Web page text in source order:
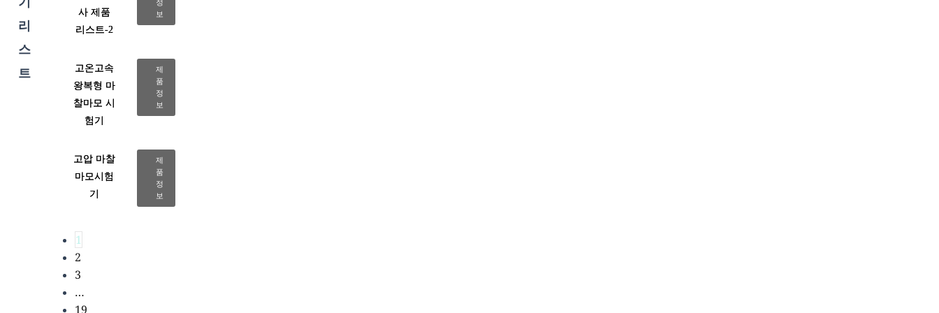
리
스
트
사 제품
리스트-2
정
보
고온고속
왕복형 마
찰마모 시
험기
제
품
정
보
고압 마찰
마모시험
기
제
품
정
보
1
2
3
…
19